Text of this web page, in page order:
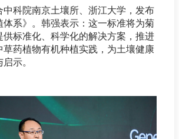
中科院南京土壤所、浙江大学，发布
体系》。韩强表示：这一标准将为菊
供标准化、科学化的解决方案，推进
草药植物有机种植实践，为土壤健康
示。